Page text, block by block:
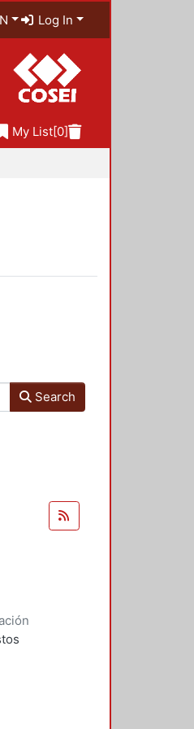
Log In
My List[0]
Search